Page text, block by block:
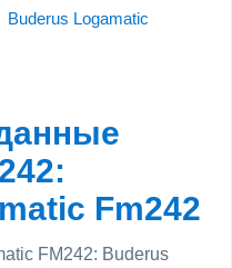
Buderus Logamatic
Fm242
FM242: Buderus